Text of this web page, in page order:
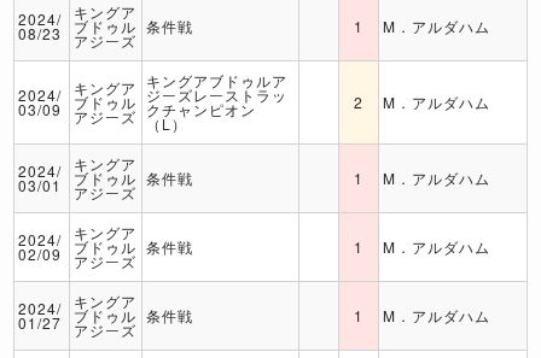
2024/
08/23
キングア
ブドゥル
アジーズ
条件戦 1 M．アルダハム
2024/
03/09
キングア
ブドゥル
アジーズ
キングアブドゥルア
ジーズレーストラッ
クチャンピオン
（L）
2 M．アルダハム
2024/
03/01
キングア
ブドゥル
アジーズ
条件戦 1 M．アルダハム
2024/
02/09
キングア
ブドゥル
アジーズ
条件戦 1 M．アルダハム
2024/
01/27
キングア
ブドゥル
アジーズ
条件戦 1 M．アルダハム